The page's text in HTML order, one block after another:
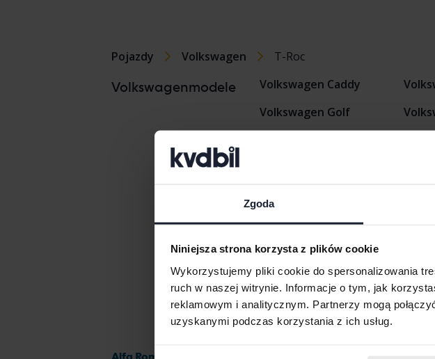
Zgoda
Niniejsza strona korzysta z plików cookie
Wykorzystujemy pliki cookie do spersonalizowania
ruch w naszej witrynie. Informacje o tym, jak
reklamowym i analitycznym. Partnerzy mogą
uzyskanymi podczas korzystania z ich usług.
Pojazdy Volkswagen T-Roc
Volkswagenmodele
Volkswagen Caddy
Volkswagen Golf
Marki